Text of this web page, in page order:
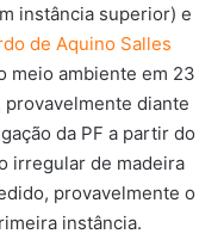
instância superior) e
de Aquino Salles
meio ambiente em 23
provavelmente diante
da PF a partir do
irregular de madeira
provavelmente o
instância.